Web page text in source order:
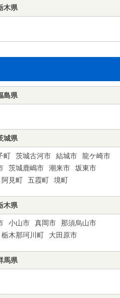
木県
島県
城県
町 茨城古河市 結城市
龍ケ崎市
茨城鹿嶋市 潮来市
坂東市
阿見町 五霞町 境町
木県
小山市 真岡市
那須烏山市
栃木那珂川町 大田原市
馬県